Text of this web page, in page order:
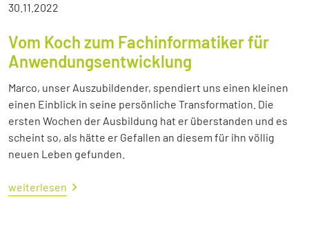
30.11.2022
Vom Koch zum Fachinformatiker für
Anwendungsentwicklung
Marco, unser Auszubildender, spendiert uns einen kleinen
einen Einblick in seine persönliche Transformation. Die
ersten Wochen der Ausbildung hat er überstanden und es
scheint so, als hätte er Gefallen an diesem für ihn völlig
neuen Leben gefunden.
weiterlesen